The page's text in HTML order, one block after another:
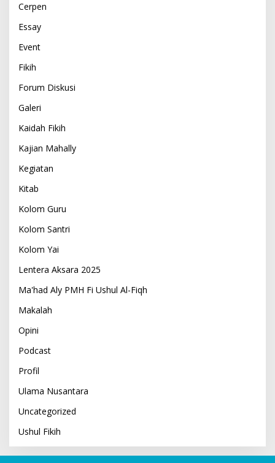
Cerpen
Essay
Event
Fikih
Forum Diskusi
Galeri
Kaidah Fikih
Kajian Mahally
Kegiatan
Kitab
Kolom Guru
Kolom Santri
Kolom Yai
Lentera Aksara 2025
Ma'had Aly PMH Fi Ushul Al-Fiqh
Makalah
Opini
Podcast
Profil
Ulama Nusantara
Uncategorized
Ushul Fikih